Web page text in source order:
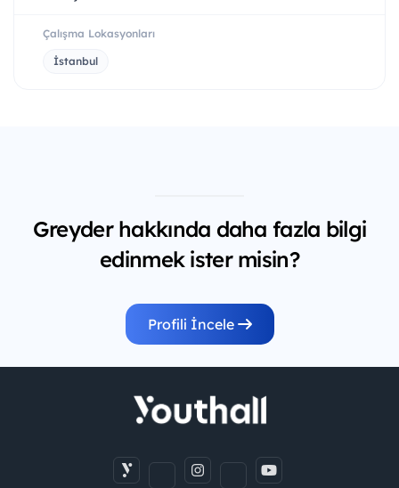
Çalışma Lokasyonları
İstanbul
Greyder hakkında daha fazla bilgi
edinmek ister misin?
Profili İncele